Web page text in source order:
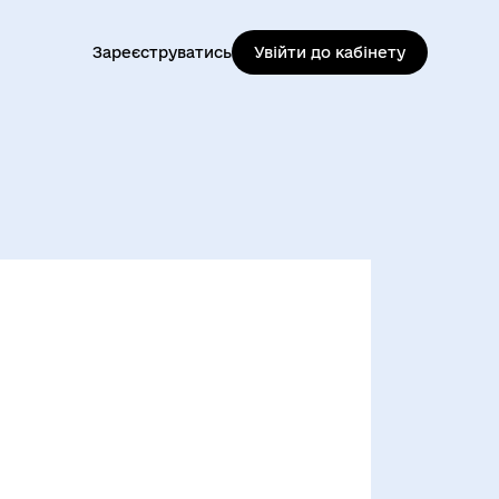
Зареєструватись Увійти до кабінету